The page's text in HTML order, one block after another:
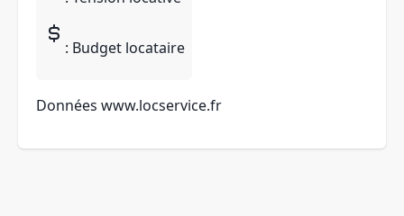
: Budget locataire
Données www.locservice.fr